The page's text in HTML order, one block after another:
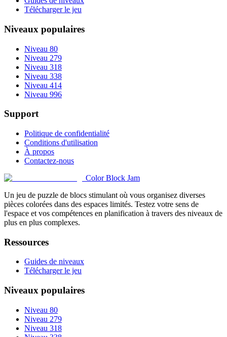
Télécharger le jeu
Niveaux populaires
Niveau 80
Niveau 279
Niveau 318
Niveau 338
Niveau 414
Niveau 996
Support
Politique de confidentialité
Conditions d'utilisation
À propos
Contactez-nous
Color Block Jam
Un jeu de puzzle de blocs stimulant où vous organisez diverses
pièces colorées dans des espaces limités. Testez votre sens de
l'espace et vos compétences en planification à travers des niveaux de
plus en plus complexes.
Ressources
Guides de niveaux
Télécharger le jeu
Niveaux populaires
Niveau 80
Niveau 279
Niveau 318